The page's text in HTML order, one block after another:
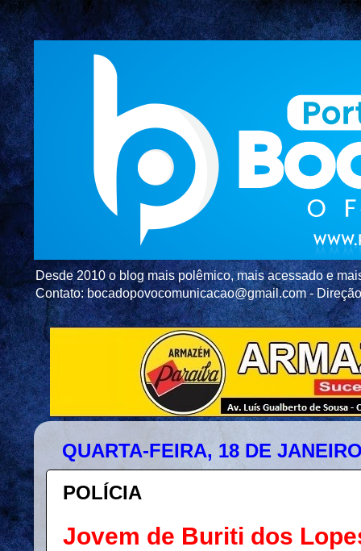
Desde 2010 o blog mais polêmico, mais acessado e
Contato: bocadopovocomunicacao@gmail.com -
QUARTA-FEIRA, 18 DE
POLÍCIA
Jovem de Buriti dos